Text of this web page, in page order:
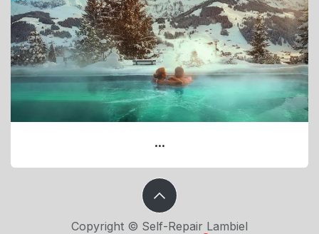
...
Copyright © Self-Repair Lambiel